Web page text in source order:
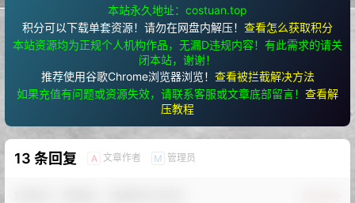
本站永久地址：costuan.top
积分可以下载单套资源！请勿在网盘内解压！ 查看怎么获取积分
本站资源均为正规个人机构作品，无漏D违规内容！有此需求的请关
闭本站，谢谢！
推荐使用谷歌Chrome浏览器浏览！ 查看被拦截解决方法
如果充值有问题或资源失效，请联系客服或文章底部留言！ 查看解
压教程
13 条回复 A 文章作者 M 管理员